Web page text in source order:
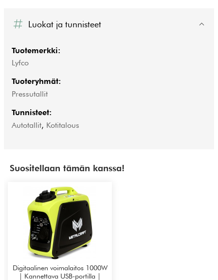
Luokat ja tunnisteet
Tuotemerkki:
Lyfco
Tuoteryhmät:
Pressutallit
Tunnisteet:
Autotallit, Kotitalous
Suositellaan tämän kanssa!
Digitaalinen voimalaitos 1000W
| Kannettava USB-portilla |